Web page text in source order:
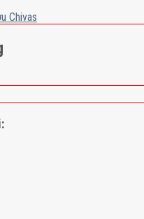
Chivas